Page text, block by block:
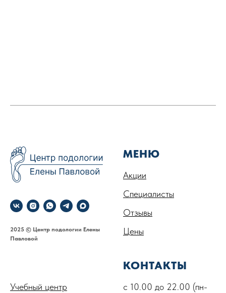
2025 © Центр подологии Елены
Павловой
МЕНЮ
Акции
Специалисты
Отзывы
Цены
Учебный центр
КОНТАКТЫ
с 10.00 до 22.00 (пн-